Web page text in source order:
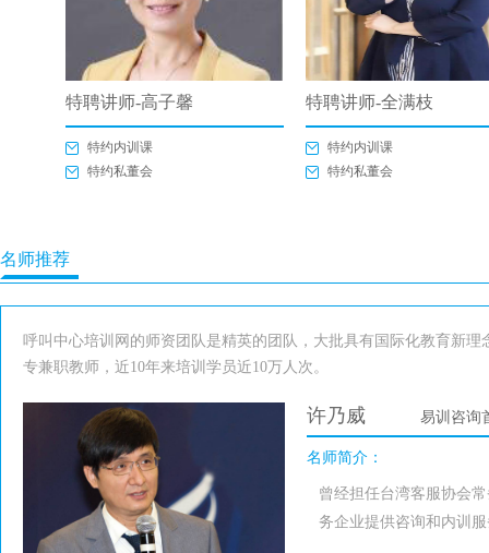
特聘讲师-全满枝
特约内训课
特约私董会
特聘讲师-卓丽娜
特约内训课
特约私董会
名师推荐
呼叫中心培训网的师资团队是精英的团队，大批具有国际化教育新
专兼职教师，近10年来培训学员近10万人次。
许乃威 易训咨询
名师简介：
曾经担任台湾客服协会
务企业提供咨询和内训